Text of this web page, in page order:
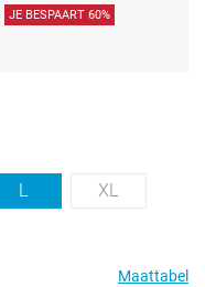
JE BESPAART 60%
L XL
Maattabel